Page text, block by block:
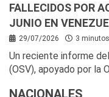
FALLECIDOS POR
JUNIO EN
29/07/2026 3
Un reciente informe
(OSV), apoyado por la
NACIONALES